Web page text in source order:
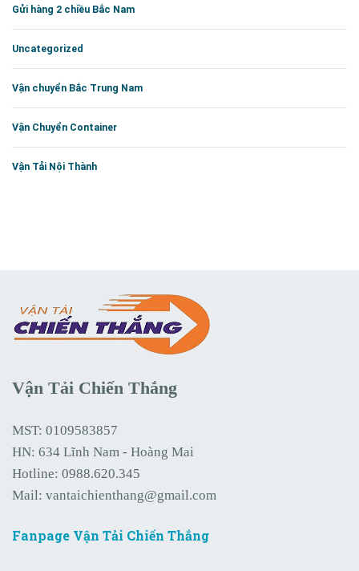
Gửi hàng 2 chiều Bắc Nam
Uncategorized
Vận chuyển Bắc Trung Nam
Vận Chuyển Container
Vận Tải Nội Thành
Vận Tải Chiến Thắng
MST: 0109583857
HN: 634 Lĩnh Nam - Hoàng Mai
Hotline: 0988.620.345
Mail: vantaichienthang@gmail.com
Fanpage Vận Tải Chiến Thắng